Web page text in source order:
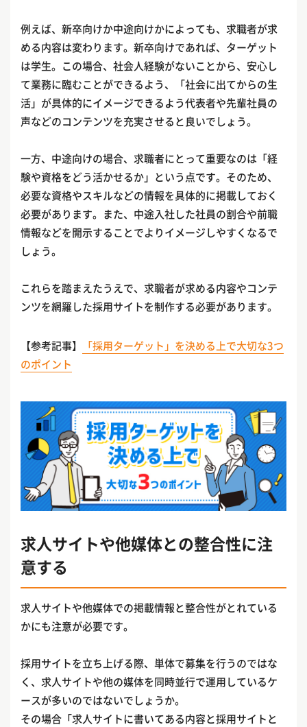
例えば、新卒向けか中途向けかによっても、求職者が求
める内容は変わります。新卒向けであれば、ターゲット
は学生。この場合、社会人経験がないことから、安心し
て業務に臨むことができるよう、「社会に出てからの生
活」が具体的にイメージできるよう代表者や先輩社員の
声などのコンテンツを充実させると良いでしょう。
一方、中途向けの場合、求職者にとって重要なのは「経
験や資格をどう活かせるか」という点です。そのため、
必要な資格やスキルなどの情報を具体的に掲載しておく
必要があります。また、中途入社した社員の割合や前職
情報などを開示することでよりイメージしやすくなるで
しょう。
これらを踏まえたうえで、求職者が求める内容やコンテ
ンツを網羅した採用サイトを制作する必要があります。
【参考記事】
「採用ターゲット」を決める上で大切な3つ
のポイント
求人サイトや他媒体との整合性に注
意する
求人サイトや他媒体での掲載情報と整合性がとれている
かにも注意が必要です。
採用サイトを立ち上げる際、単体で募集を行うのではな
く、求人サイトや他の媒体を同時並行で運用しているケ
ースが多いのではないでしょうか。
その場合「求人サイトに書いてある内容と採用サイトと